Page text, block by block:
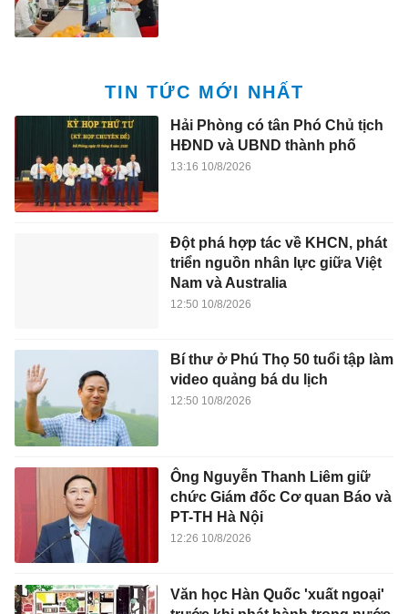
TIN TỨC MỚI NHẤT
Hải Phòng có tân Phó Chủ tịch
HĐND và UBND thành phố
13:16 10/8/2026
Đột phá hợp tác về KHCN, phát
triển nguồn nhân lực giữa Việt
Nam và Australia
12:50 10/8/2026
Bí thư ở Phú Thọ 50 tuổi tập làm
video quảng bá du lịch
12:50 10/8/2026
Ông Nguyễn Thanh Liêm giữ
chức Giám đốc Cơ quan Báo và
PT-TH Hà Nội
12:26 10/8/2026
Văn học Hàn Quốc 'xuất ngoại'